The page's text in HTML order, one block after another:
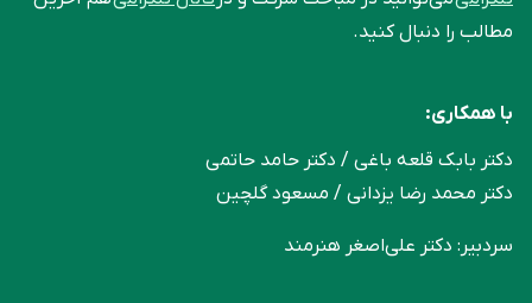
مطالب را دنبال کنید.
با همکاری:
دکتر بابک قلعه‌ باغی / دکتر حامد حاتمی
دکتر محمد رضا یزدانی / مسعود گلچین
سردبیر: دکتر علی‌اصغر هنرمند